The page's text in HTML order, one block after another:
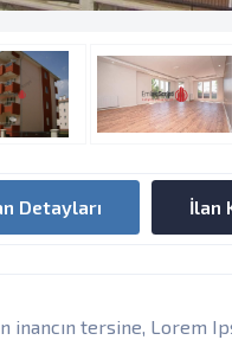
Detayları İlan
inancın tersine, Lorem